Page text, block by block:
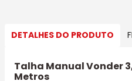
DETALHES DO PRODUTO
Talha Manual Vonder
Metros